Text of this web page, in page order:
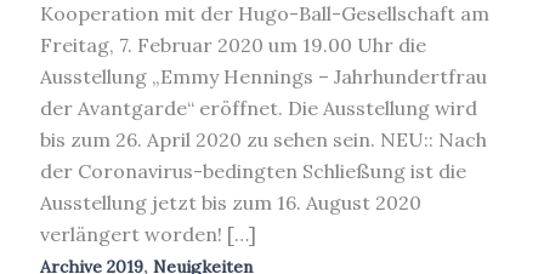
Kooperation mit der Hugo-Ball-Gesellschaft am
Freitag, 7. Februar 2020 um 19.00 Uhr die
Ausstellung „Emmy Hennings – Jahrhundertfrau
der Avantgarde“ eröffnet. Die Ausstellung wird
bis zum 26. April 2020 zu sehen sein. NEU:: Nach
der Coronavirus-bedingten Schließung ist die
Ausstellung jetzt bis zum 16. August 2020
verlängert worden! […]
Archive 2019, Neuigkeiten